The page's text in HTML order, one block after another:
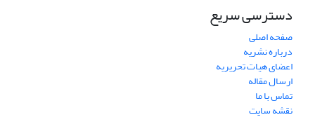
دسترسی سریع
صفحه اصلی
درباره نشریه
اعضای هیات تحریریه
ارسال مقاله
تماس با ما
نقشه سایت